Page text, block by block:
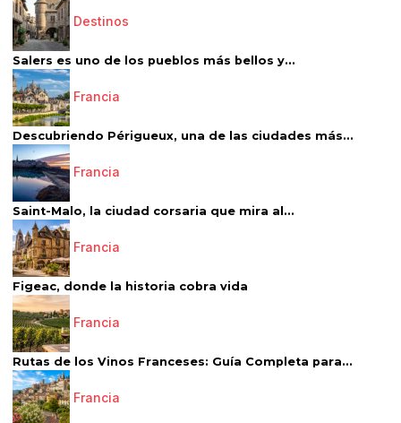
Destinos
Salers es uno de los pueblos más bellos y...
Francia
Descubriendo Périgueux, una de las ciudades más...
Francia
Saint-Malo, la ciudad corsaria que mira al...
Francia
Figeac, donde la historia cobra vida
Francia
Rutas de los Vinos Franceses: Guía Completa para...
Francia